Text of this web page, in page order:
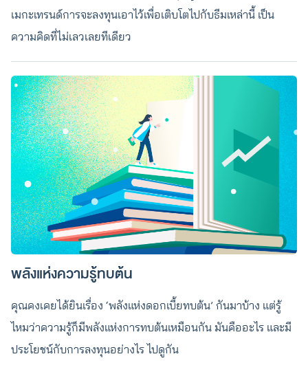
เมกะเทรนด์การจะลงทุนเอาไว้เพื่อเติบโตไปกับธีมเหล่านี้ เป็น
ความคิดที่ไม่เลวเลยทีเดียว
พลังแห่งความรู้ทบต้น
คุณคงเคยได้ยินเรื่อง ‘พลังแห่งดอกเบี้ยทบต้น’ กันมาบ้าง แต่รู้
ไหมว่าความรู้ก็มีพลังแห่งการทบต้นเหมือนกัน มันคืออะไร และมี
ประโยชน์กับการลงทุนอย่างไร ไปดูกัน